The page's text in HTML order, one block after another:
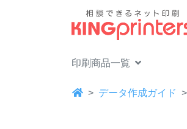
印刷商品一覧
データ作成ガイド